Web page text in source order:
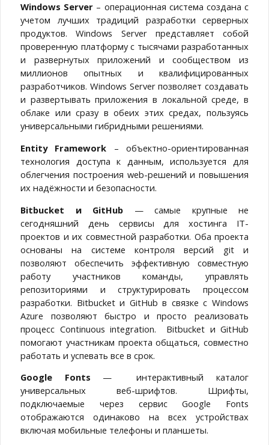
Windows Server – операционная система создана с
учетом лучших традиций разработки серверных
продуктов. Windows Server представляет собой
проверенную платформу с тысячами разработанных
и развернутых приложений и сообществом из
миллионов опытных и квалифицированных
разработчиков. Windows Server позволяет создавать
и развертывать приложения в локальной среде, в
облаке или сразу в обеих этих средах, пользуясь
универсальными гибридными решениями.
Entity Framework – объектно-ориентированная
технология доступа к данным, используется для
облегчения построения web-решений и повышения
их надёжности и безопасности.
Bitbucket и GitHub — самые крупные не
сегодняшний день сервисы для хостинга IT-
проектов и их совместной разработки. Оба проекта
основаны на системе контроля версий git и
позволяют обеспечить эффективную совместную
работу участников команды, управлять
репозиториями и структурировать процессом
разработки. Bitbucket и GitHub в связке с Windows
Azure позволяют быстро и просто реализовать
процесс Continuous integration. Bitbucket и GitHub
помогают участникам проекта общаться, совместно
работать и успевать все в срок.
Google Fonts — интерактивный каталог
универсальных веб-шрифтов. Шрифты,
подключаемые через сервис Google Fonts
отображаются одинаково на всех устройствах
включая мобильные телефоны и планшеты.